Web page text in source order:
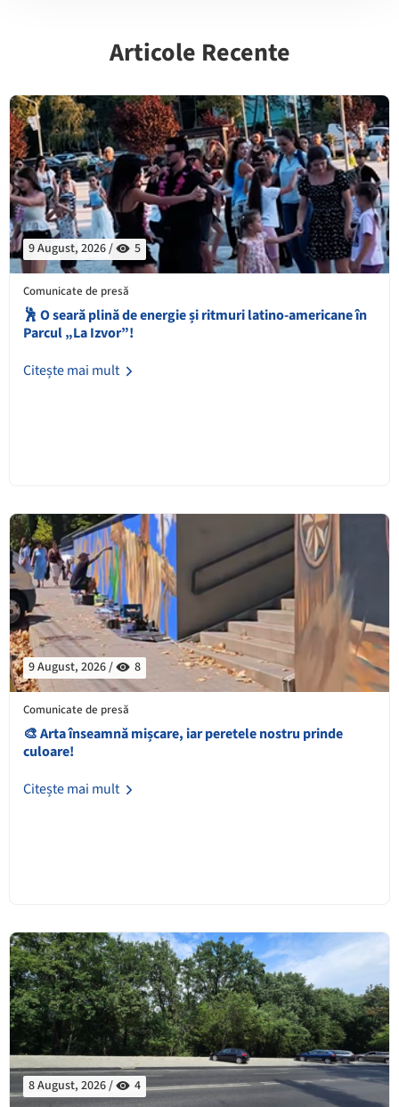
Articole Recente
9 August, 2026 / 5
Comunicate de presă
🕺 O seară plină de energie și ritmuri latino-americane în
Parcul „La Izvor”!
Citește mai mult
9 August, 2026 / 8
Comunicate de presă
🎨 Arta înseamnă mișcare, iar peretele nostru prinde
culoare!
Citește mai mult
8 August, 2026 / 4